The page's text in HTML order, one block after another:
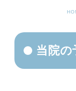
当院の